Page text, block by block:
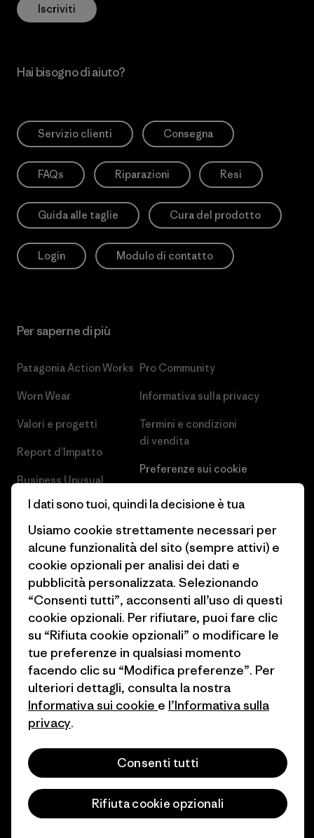
Iscriviti
Hai bisogno di aiuto?
Servizio clienti Consegna
FAQs Riparazioni Resi
Guida alle taglie Cura del prodotto
Login Modulo di contatto
Per saperne di più
Patagonia Action Works
Worn Wear
Valori e progetti
Report d’Impatto
Business Unusual
Obiettivi climatici
1% For The Planet
Come finanziamo
Buoni regalo
Trova un negozio
Pro Community
Informativa sulla privacy
Termini e condizioni
di vendita
Preferenze sui cookie
Lavora con noi
Stampa e media
Industry program
Programma di affiliazione
Patagonia Italia Mappa del sito
© 2026 Patagonia, Inc. All Rights Reserved.
italiano
I dati sono tuoi, quindi la decisione è tua
Usiamo cookie strettamente necessari per
alcune funzionalità del sito (sempre attivi) e
cookie opzionali per analisi dei dati e
pubblicità personalizzata. Selezionando
“Consenti tutti”, acconsenti all’uso di questi
cookie opzionali. Per rifiutare, puoi fare clic
su “Rifiuta cookie opzionali” o modificare le
tue preferenze in qualsiasi momento
facendo clic su “Modifica preferenze”. Per
ulteriori dettagli, consulta la nostra
Informativa sui cookie e l’Informativa sulla
privacy.
Consenti tutti
Rifiuta cookie opzionali